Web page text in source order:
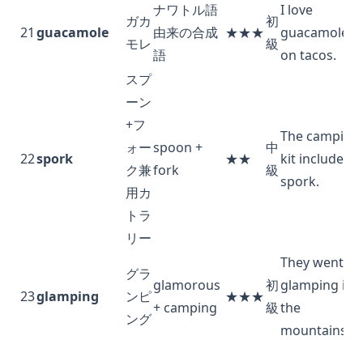
21 guacamole
ガカ
モレ
ナワトル語
由来の合成
語
★★★
初
級
I love
guacamole
on tacos.
22spork
スプ
ーン
+フ
ォー
ク兼
用カ
トラ
リー
spoon +
fork
★★
中
級
The camping
kit included a
spork.
23glamping
グラ
ンピ
ング
glamorous
+ camping
★★★
初
級
They went
glamping in
the
mountains.